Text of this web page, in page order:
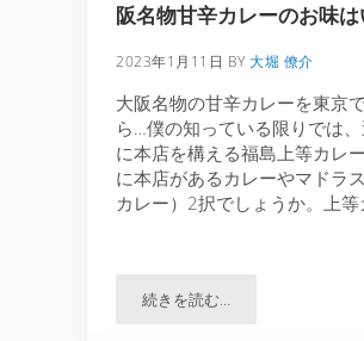
阪名物甘辛カレーのお味は
2023年1月11日 BY 大堀 僚介
大阪名物の甘辛カレーを東京
ら…僕の知っている限りでは
に本店を構える福島上等カレ
に本店があるカレーやマドラ
カレー）2択でしょうか。上
続きを読む…大阪マドラスカレー 赤坂